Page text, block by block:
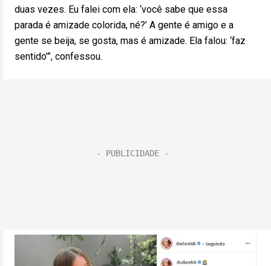
duas vezes. Eu falei com ela: ‘você sabe que essa
parada é amizade colorida, né?’ A gente é amigo e a
gente se beija, se gosta, mas é amizade. Ela falou: ‘faz
sentido'”, confessou.